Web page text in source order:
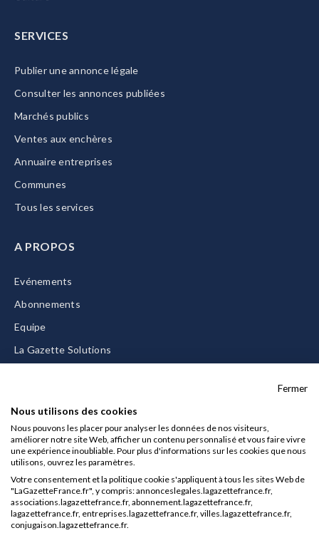
SERVICES
Publier une annonce légale
Consulter les annonces publiées
Marchés publics
Ventes aux enchères
Annuaire entreprises
Communes
Tous les services
A PROPOS
Evénements
Abonnements
Equipe
La Gazette Solutions
Mentions légales
CGU/CGV
Données personnelles
Charte sur les cookies
Gérer vos cookies
Fermer
Nous utilisons des cookies
Nous pouvons les placer pour analyser les données de nos visiteurs,
améliorer notre site Web, afficher un contenu personnalisé et vous faire vivre
une expérience inoubliable. Pour plus d'informations sur les cookies que nous
utilisons, ouvrez les paramètres.
Votre consentement et la politique cookie s'appliquent à tous les sites Web de
"LaGazetteFrance.fr", y compris: annonceslegales.lagazettefrance.fr,
associations.lagazettefrance.fr, abonnement.lagazettefrance.fr,
lagazettefrance.fr, entreprises.lagazettefrance.fr, villes.lagazettefrance.fr,
conjugaison.lagazettefrance.fr.